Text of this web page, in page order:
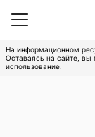
На информационном
Оставаясь на сайте, вы
использование.